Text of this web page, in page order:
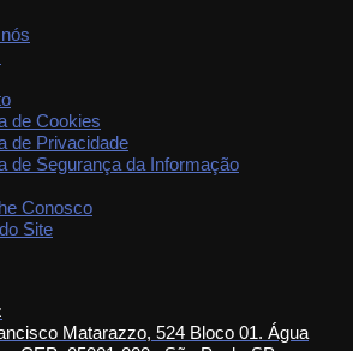
de Cookies
de Privacidade
de Segurança da Informação
Conosco
Site
Matarazzo, 524 Bloco 01. Água